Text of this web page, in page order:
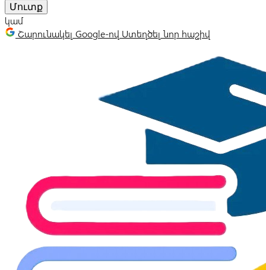
Մուտք
կամ
Շարունակել Google-ով Ստեղծել նոր հաշիվ